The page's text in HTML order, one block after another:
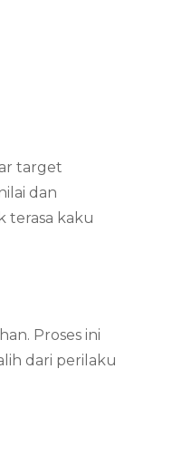
target
dan
terasa kaku
Proses ini
dari perilaku